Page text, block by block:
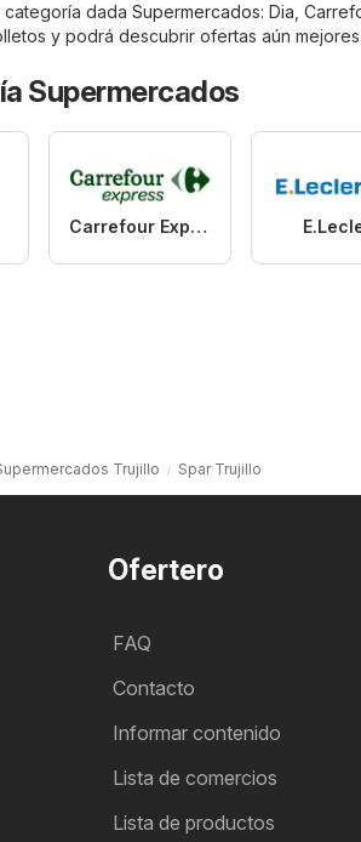
categoría dada Supermercados: Dia
y podrá descubrir ofertas aún
Supermercados
Carrefour Express
Trujillo Spar Trujillo
Ofertero
FAQ
Contacto
Informar contenido
Lista de comercios
Lista de productos